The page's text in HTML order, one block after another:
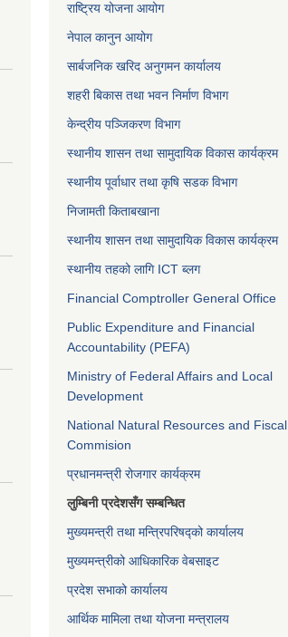
राष्ट्रिय योजना आयोग
नेपाल कानुन आयोग
सार्बजनिक खरिद अनुगमन कार्यालय
शहरी बिकास तथा भवन निर्माण विभाग
केन्द्रीय पञ्जिकरण विभाग
स्थानीय शासन तथा सामुदायिक विकास कार्यक्रम
स्थानीय पूर्वाधार तथा कृषि सडक विभाग
निजामती किताबखाना
स्थानीय शासन तथा सामुदायिक विकास कार्यक्रम
स्थानीय तहको लागि ICT ब्लग
Financial Comptroller General Office
Public Expenditure and Financial
Accountability (PEFA)
Ministry of Federal Affairs and Local
Development
National Natural Resources and Fiscal
Commision
प्रधानमन्त्री रोजगार कार्यक्रम
लुम्बिनी प्रदेशसँग सम्बन्धित
मुख्यमन्त्री तथा मन्त्रिपरिषद्को कार्यालय
मुख्यमन्त्रीको आधिकारिक वेबसाइट
प्रदेश सभाको कार्यालय
आर्थिक मामिला तथा योजना मन्त्रालय